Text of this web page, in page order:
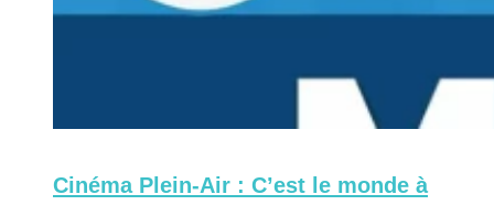
Cinéma Plein-Air : C’est le monde à